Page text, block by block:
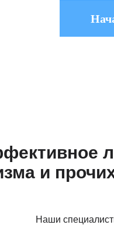
и
Наши